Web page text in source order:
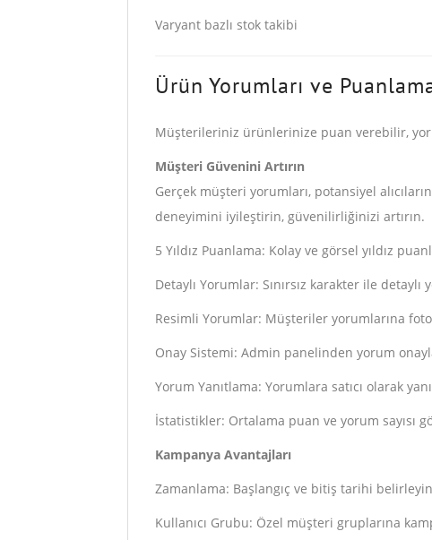
Varyant bazlı stok takibi
Ürün Yorumları ve
Müşterileriniz ürünlerinize puan verebilir,
Müşteri Güvenini Artırın
Gerçek müşteri yorumları, potansiyel
deneyimini iyileştirin, güvenilirliğinizi artırın.
5 Yıldız Puanlama: Kolay ve görsel yıldız
Detaylı Yorumlar: Sınırsız karakter ile detaylı
Resimli Yorumlar: Müşteriler yorumlarına
Onay Sistemi: Admin panelinden yorum
Yorum Yanıtlama: Yorumlara satıcı olarak
İstatistikler: Ortalama puan ve yorum sayısı
Kampanya Avantajları
Zamanlama: Başlangıç ve bitiş tarihi belirleyin
Kullanıcı Grubu: Özel müşteri gruplarına